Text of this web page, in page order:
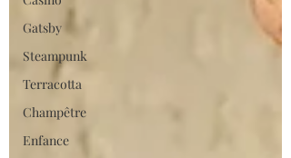
Gatsby
Steampunk
Terracotta
Champêtre
Enfance